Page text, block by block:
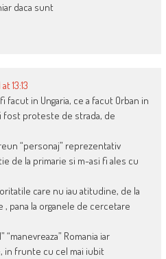
daca sunt
13:13
facut in Ungaria, ce a facut Orban in
fost proteste de strada, de
“personaj” reprezentativ
de la primarie si m-asi fi ales cu
care nu iau atitudine, de la
pana la organele de cercetare
Romania iar
in frunte cu cel mai iubit